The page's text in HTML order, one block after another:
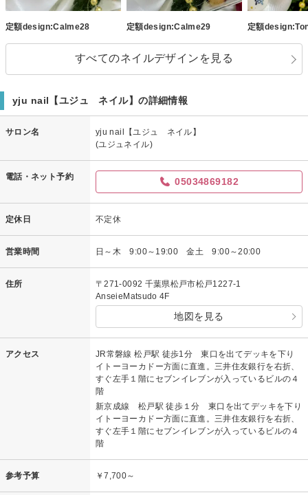
定額design:Calme28 定額design:Calme29 定額
すべてのネイルデザインを見る
yju nail【ユジュ ネイル】の詳細情報
サロン名
yju nail【ユジュ ネイル】
(ユジュネイル)
電話・ネット予約 05034869182
定休日 不定休
営業時間 日～木 9:00～19:00 金土 9:00～20:00
住所
〒271-0092 千葉県松戸市松戸1227-1
AnseieMatsudo 4F
地図を見る
アクセス
JR常磐線 松戸駅 徒歩1分 東口を出てデッキを下り
イトーヨーカドー方面に直進。三井住友銀行を右折、
すぐ左手１階にセブンイレブンが入っているビルの４
階
新京成線 松戸駅 徒歩１分 東口を出てデッキを下り
イトーヨーカドー方面に直進。三井住友銀行を右折、
すぐ左手１階にセブンイレブンが入っているビルの４
階
参考予算 ￥7,700～